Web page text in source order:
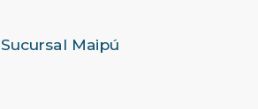
Sucursal Maipú